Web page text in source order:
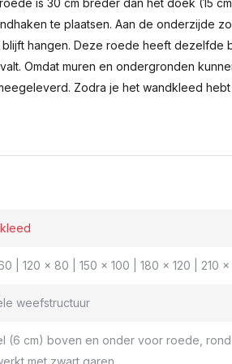
is 30 cm breder dan het doek (15
te plaatsen. Aan de onderzijde
hangen. Deze roede heeft dezelfde
Omdat muren en ondergronden
Zodra je het wandkleed hebt
| 120 x 80 | 150 x 100 | 180 x 120 | 210 x
weefstructuur
(6 cm) boven en onder voor roede,
met zwart garen